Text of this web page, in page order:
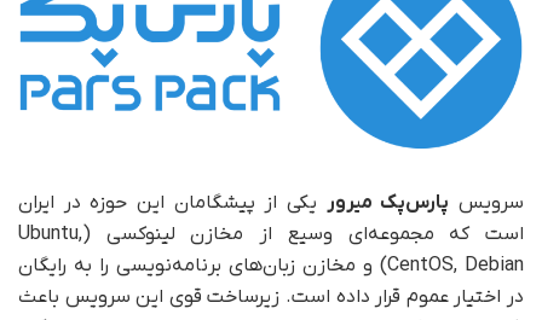
سرویس پارس‌پک میرور یکی از پیشگامان این حوزه در ایران
است که مجموعه‌ای وسیع از مخازن لینوکسی (Ubuntu,
CentOS, Debian) و مخازن زبان‌های برنامه‌نویسی را به رایگان
در اختیار عموم قرار داده است. زیرساخت قوی این سرویس باعث